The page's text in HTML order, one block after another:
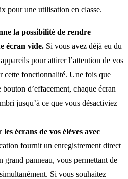
pour une utilisation en classe.
la possibilité de rendre
écran vide. Si vous avez déjà eu du
pour attirer l’attention de vos
cette fonctionnalité. Une fois que
d’effacement, chaque écran
jusqu’à ce que vous désactiviez
écrans de vos élèves avec
fournit un enregistrement direct
grand panneau, vous permettant de
Si vous souhaitez